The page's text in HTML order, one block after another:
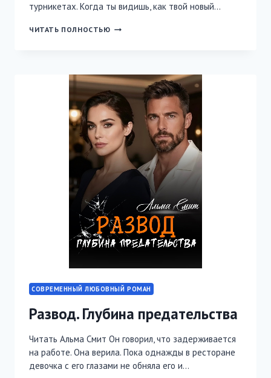
турникетах. Когда ты видишь, как твой новый…
ЧИТАТЬ ПОЛНОСТЬЮ ПРАВИЛО
НАЧАЛЬНИКА
СОВРЕМЕННЫЙ ЛЮБОВНЫЙ РОМАН
Развод. Глубина предательства
Читать Альма Смит Он говорил, что задерживается
на работе. Она верила. Пока однажды в ресторане
девочка с его глазами не обняла его и…